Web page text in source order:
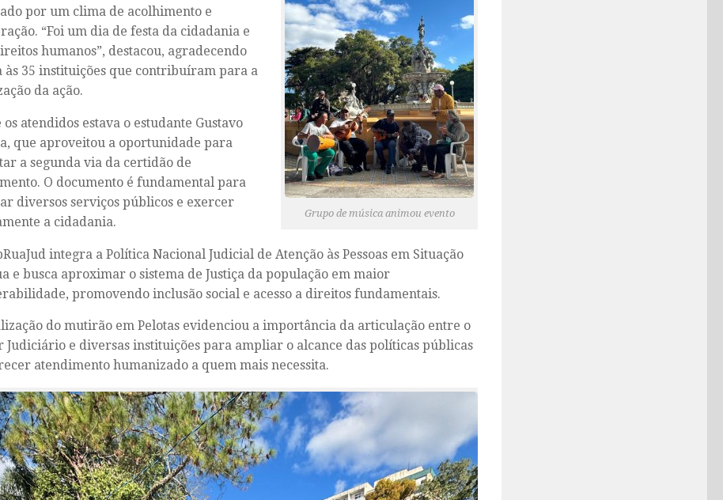
Grupo de música animou evento
por um clima de acolhimento e
“Foi um dia de festa da cidadania e
humanos”, destacou, agradecendo
às 35 instituições que contribuíram para a
da ação.
os atendidos estava o estudante Gustavo
que aproveitou a oportunidade para
a segunda via da certidão de
O documento é fundamental para
diversos serviços públicos e exercer
a cidadania.
integra a Política Nacional Judicial de Atenção às Pessoas em Situação
e busca aproximar o sistema de Justiça da população em maior
promovendo inclusão social e acesso a direitos fundamentais.
do mutirão em Pelotas evidenciou a importância da articulação entre o
Judiciário e diversas instituições para ampliar o alcance das políticas públicas
atendimento humanizado a quem mais necessita.